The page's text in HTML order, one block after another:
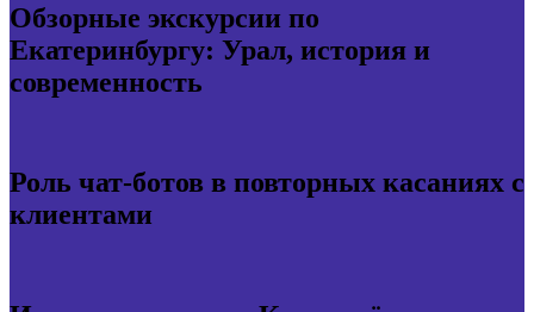
Обзорные экскурсии по
Екатеринбургу: Урал, история и
современность
Роль чат-ботов в повторных касаниях с
клиентами